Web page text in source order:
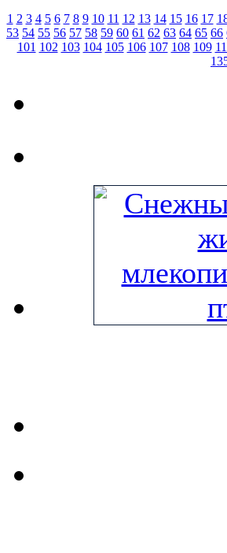
1 2 3 4 5 6 7 8 9 10 11 12 13 14 15 16 17
53 54 55 56 57 58 59 60 61 62 63 64 65 66
101 102 103 104 105 106 107 108 109